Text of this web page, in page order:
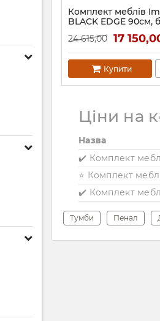
Комплект меблів
BLACK EDGE 90см,
тумба підвісна зі
1 ящик +
накладний
Артикул:
24 615,00 17
Купити
Ціни на
Назва
✔️ Комплект
Тумби Пенал